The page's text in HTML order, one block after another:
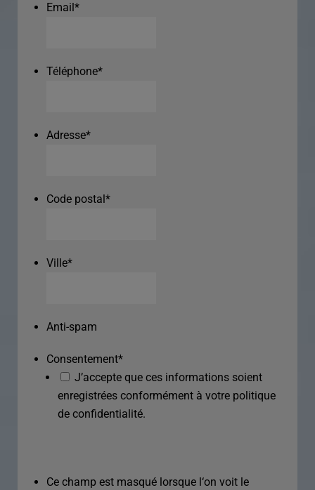
Email*
Téléphone*
Adresse*
Code postal*
Ville*
Anti-spam
Consentement*
J’accepte que ces informations soient
enregistrées conformément à votre politique
de confidentialité.
Ce champ est masqué lorsque l‘on voit le